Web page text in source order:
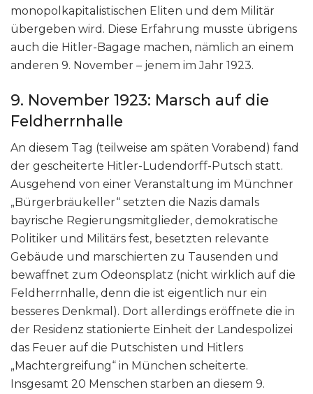
monopolkapitalistischen Eliten und dem Militär
übergeben wird. Diese Erfahrung musste übrigens
auch die Hitler-Bagage machen, nämlich an einem
anderen 9. November – jenem im Jahr 1923.
9. November 1923: Marsch auf die
Feldherrnhalle
An diesem Tag (teilweise am späten Vorabend) fand
der gescheiterte Hitler-Ludendorff-Putsch statt.
Ausgehend von einer Veranstaltung im Münchner
„Bürgerbräukeller“ setzten die Nazis damals
bayrische Regierungsmitglieder, demokratische
Politiker und Militärs fest, besetzten relevante
Gebäude und marschierten zu Tausenden und
bewaffnet zum Odeonsplatz (nicht wirklich auf die
Feldherrnhalle, denn die ist eigentlich nur ein
besseres Denkmal). Dort allerdings eröffnete die in
der Residenz stationierte Einheit der Landespolizei
das Feuer auf die Putschisten und Hitlers
„Machtergreifung“ in München scheiterte.
Insgesamt 20 Menschen starben an diesem 9.